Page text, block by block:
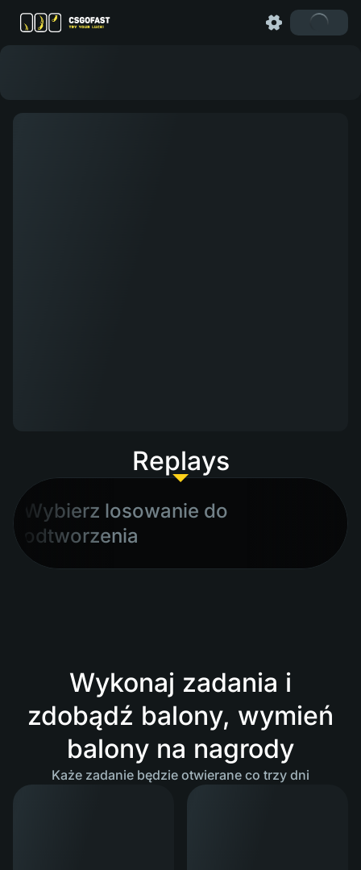
Replays
Wybierz losowanie do
odtworzenia
Wykonaj zadania i
zdobądź balony, wymień
balony na nagrody
Każe zadanie będzie otwierane co trzy dni